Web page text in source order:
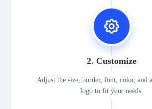
2. Customize
Adjust the size, border, font, color, and
logo to fit your needs.